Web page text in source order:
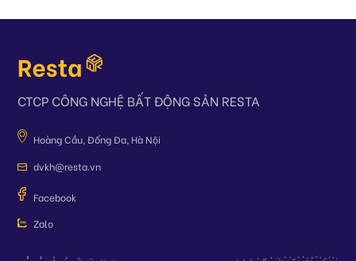
CTCP CÔNG NGHỆ BẤT ĐỘNG SẢN RESTA
Hoàng Cầu, Đống Đa, Hà Nội
dvkh@resta.vn
Facebook
Zalo